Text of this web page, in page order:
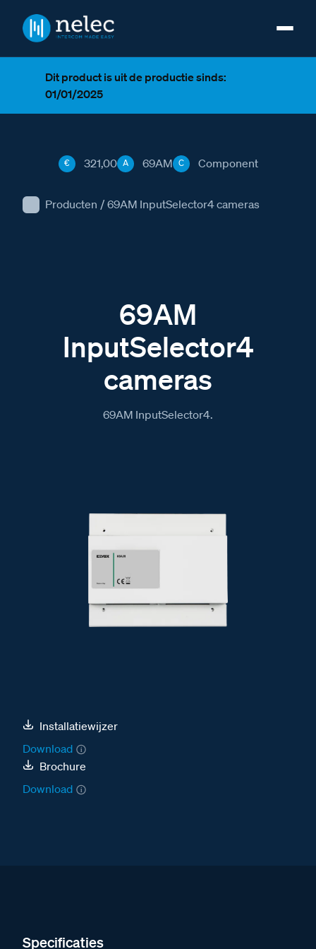
Dit product is uit de productie sinds:
01/01/2025
Producten / 69AM InputSelector4 cameras
€ 321,00 A 69AM C Component
69AM
InputSelector4
cameras
69AM InputSelector4.
Installatiewijzer
Download
Brochure
Download
Specificaties